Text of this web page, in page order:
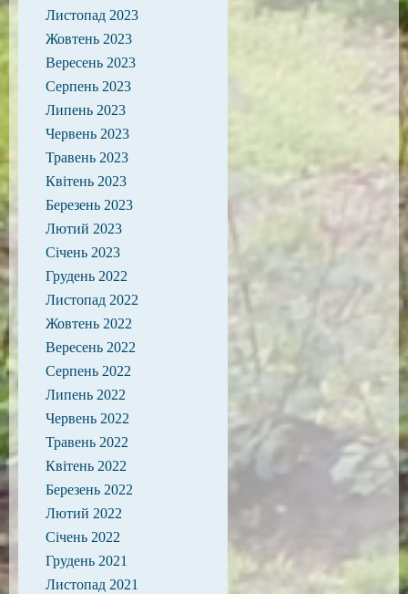
Листопад 2023
Жовтень 2023
Вересень 2023
Серпень 2023
Липень 2023
Червень 2023
Травень 2023
Квітень 2023
Березень 2023
Лютий 2023
Січень 2023
Грудень 2022
Листопад 2022
Жовтень 2022
Вересень 2022
Серпень 2022
Липень 2022
Червень 2022
Травень 2022
Квітень 2022
Березень 2022
Лютий 2022
Січень 2022
Грудень 2021
Листопад 2021